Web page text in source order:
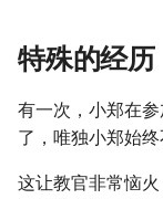
特殊的经历
有一次，小郑在
了，唯独小郑始终
这让教官非常恼